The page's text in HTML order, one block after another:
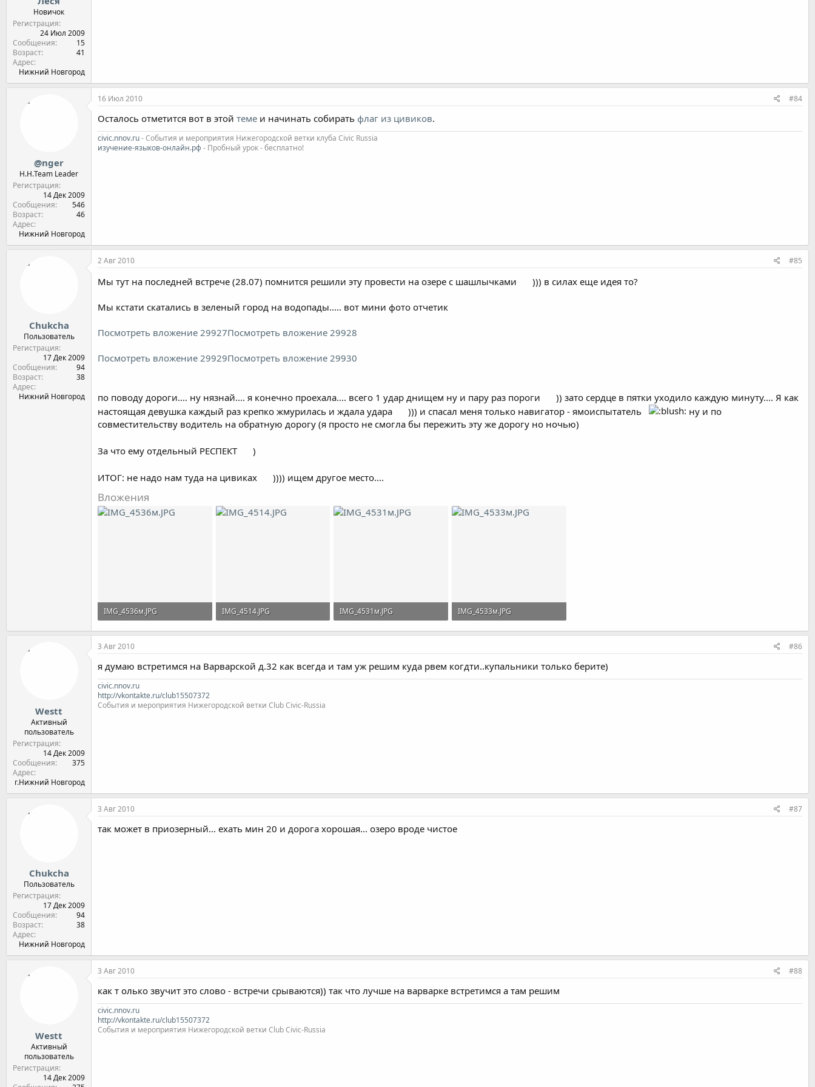
Новичок
Регистрация
24 Июл 2009
Сообщения
15
Возраст
41
Адрес
Нижний Новгород
@nger
Н.Н.Team Leader
Регистрация
14 Дек 2009
Сообщения
546
Возраст
46
Адрес
Нижний Новгород
16 Июл 2010 #84
Осталось отметится вот в этой теме и начинать собирать флаг из цивиков.
civic.nnov.ru- События и мероприятия Нижегородской ветки клуба Civic Russia
изучение-языков-онлайн.рф - Пробный урок - бесплатно!
Chukcha
Пользователь
Регистрация
17 Дек 2009
Сообщения
94
Возраст
38
Адрес
Нижний Новгород
2 Авг 2010 #85
Мы тут на последней встрече (28.07) помнится решили эту провести на озере с шашлычками ))) в силах еще идея то?
Мы кстати скатались в зеленый город на водопады..... вот мини фото отчетик
Посмотреть вложение 29927Посмотреть вложение 29928
Посмотреть вложение 29929Посмотреть вложение 29930
по поводу дороги.... ну нязнай.... я конечно проехала.... всего 1 удар днищем ну и пару раз пороги
)) зато сердце в пятки уходило каждую минуту.... Я как
настоящая девушка каждый раз крепко жмурилась и ждала удара
))) и спасал меня только навигатор - ямоиспытатель
ну и по
совместительству водитель на обратную дорогу (я просто не смогла бы пережить эту же дорогу но ночью)
За что ему отдельный РЕСПЕКТ )
ИТОГ: не надо нам туда на цивиках )))) ищем другое место....
Вложения
IMG_4536м.JPG
17,3 KB · Просмотры: 40
IMG_4514.JPG
20,3 KB · Просмотры: 41
IMG_4531м.JPG
15,6 KB · Просмотры: 46
IMG_4533м.JPG
20,5 KB · Просмотры: 75
Westt
Активный
пользователь
Регистрация
14 Дек 2009
Сообщения
375
Адрес
г.Нижний Новгород
3 Авг 2010 #86
я думаю встретимся на Варварской д.32 как всегда и там уж решим куда рвем когдти..купальники только берите)
civic.nnov.ru
http://vkontakte.ru/club15507372
События и мероприятия Нижегородской ветки Club Civic-Russia
Chukcha
Пользователь
Регистрация
17 Дек 2009
Сообщения
94
Возраст
38
Адрес
Нижний Новгород
3 Авг 2010 #87
так может в приозерный... ехать мин 20 и дорога хорошая... озеро вроде чистое
Westt
Активный
пользователь
Регистрация
14 Дек 2009
3 Авг 2010 #88
как т олько звучит это слово - встречи срываются)) так что лучше на варварке встретимся а там решим
civic.nnov.ru
http://vkontakte.ru/club15507372
События и мероприятия Нижегородской ветки Club Civic-Russia